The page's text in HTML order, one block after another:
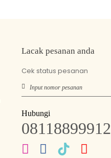
Lacak pesanan anda
Cek status pesanan
Hubungi
08118899912